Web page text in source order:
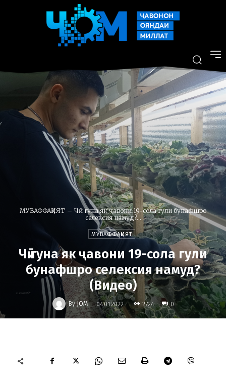
МУВАФФАҚИЯТ
Чӣ гуна як ҷавони 19-сола гули бунафшро
селексия намуд?...
МУВАФФАҚИЯТ
Чӣ гуна як ҷавони 19-сола гули
бунафшро селексия намуд?
(Видео)
By JOM - 04.01.2022 2724 0